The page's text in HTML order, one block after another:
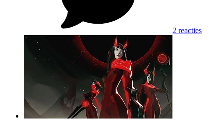
2 reacties